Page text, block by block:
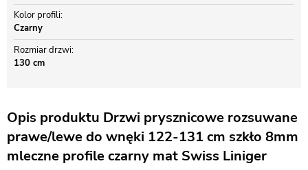
Kolor profili
Czarny
Rozmiar drzwi
130 cm
Opis produktu Drzwi prysznicowe rozsuwane
prawe/lewe do wnęki 122-131 cm szkło 8mm
mleczne profile czarny mat Swiss Liniger